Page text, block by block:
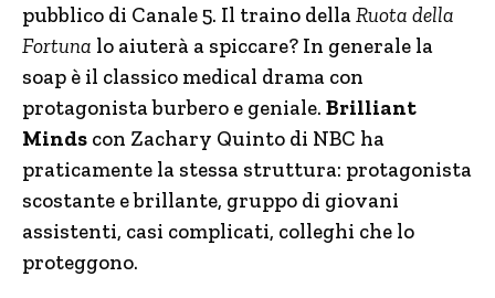
pubblico di Canale 5. Il traino dellaRuota della
Fortuna lo aiuterà a spiccare? In generale la
soap è il classico medical drama con
protagonista burbero e geniale. Brilliant
Minds con Zachary Quinto di NBC ha
praticamente la stessa struttura: protagonista
scostante e brillante, gruppo di giovani
assistenti, casi complicati, colleghi che lo
proteggono.